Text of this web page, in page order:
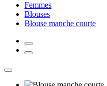
Femmes
Blouses
Blouse manche courte